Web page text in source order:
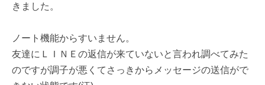
きました。
ノート機能からすいません。
友達にＬＩＮＥの返信が来ていないと言われ調べてみた
のですが調子が悪くてさっきからメッセージの送信がで